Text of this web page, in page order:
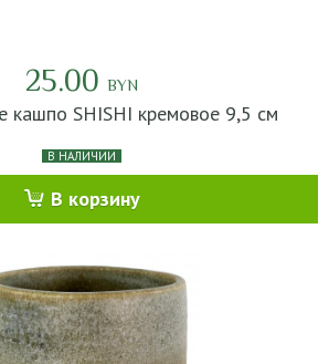
25.00 BYN
кашпо SHISHI кремовое 9,5 см
В НАЛИЧИИ
В корзину